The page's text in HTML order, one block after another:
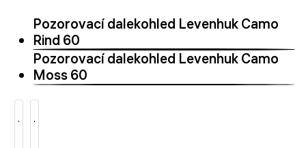
Pozorovací dalekohled Levenhuk Camo
Rind 60
Pozorovací dalekohled Levenhuk Camo
Moss 60